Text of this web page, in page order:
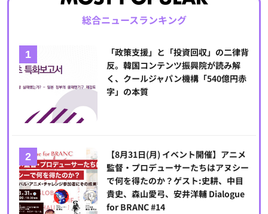
総合ニュースランキング
「政策支援」と「投資回収」の二律背
反。韓国コンテンツ振興院が読み解
く、クールジャパン機構「540億円赤
字」の本質
【8月31日(月) イベント開催】アニメ
監督・プロデューサーたちはアヌシー
で何を得たのか？ゲスト:史耕、中目
貴史、森山愛弓、安井洋輔 Dialogue
for BRANC #14